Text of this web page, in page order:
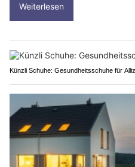
Weiterlesen
Künzli Schuhe: Gesundheitsschuhe für